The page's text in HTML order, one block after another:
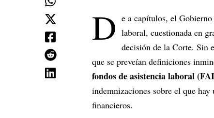
D e a capítulos, el
laboral, cuestionada en
decisión de la Corte. Sin
que se preveían definiciones
fondos de asistencia laboral
indemnizaciones sobre el que
financieros.